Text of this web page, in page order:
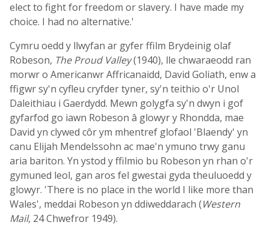
elect to fight for freedom or slavery. I have made my
choice. I had no alternative.'
Cymru oedd y llwyfan ar gyfer ffilm Brydeinig olaf
Robeson, The Proud Valley(1940), lle chwaraeodd ran
morwr o Americanwr Affricanaidd, David Goliath, enw a
ffigwr sy'n cyfleu cryfder tyner, sy'n teithio o'r Unol
Daleithiau i Gaerdydd. Mewn golygfa sy'n dwyn i gof
gyfarfod go iawn Robeson â glowyr y Rhondda, mae
David yn clywed côr ym mhentref glofaol 'Blaendy' yn
canu Elijah Mendelssohn ac mae'n ymuno trwy ganu
aria bariton. Yn ystod y ffilmio bu Robeson yn rhan o'r
gymuned leol, gan aros fel gwestai gyda theuluoedd y
glowyr. 'There is no place in the world I like more than
Wales', meddai Robeson yn ddiweddarach (Western
Mail, 24 Chwefror 1949).